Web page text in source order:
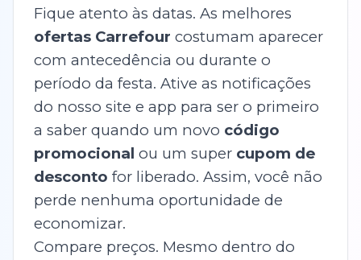
Fique atento às datas. As melhores
ofertas Carrefour costumam aparecer
com antecedência ou durante o
período da festa. Ative as notificações
do nosso site e app para ser o primeiro
a saber quando um novo código
promocional ou um super cupom de
desconto for liberado. Assim, você não
perde nenhuma oportunidade de
economizar.
Compare preços. Mesmo dentro do